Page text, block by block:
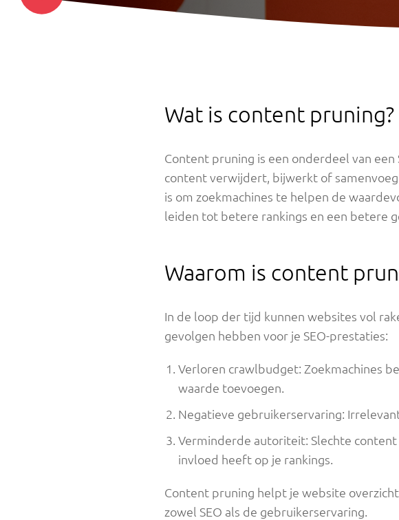
Wat is content pruning?
Content pruning is een onderdeel van
content verwijdert, bijwerkt of
is om zoekmachines te helpen de
leiden tot betere rankings en een betere
Waarom is content
In de loop der tijd kunnen websites vol
gevolgen hebben voor je SEO-prestaties:
Verloren crawlbudget: Zoekmachines
waarde toevoegen.
Negatieve gebruikerservaring:
Verminderde autoriteit: Slechte
invloed heeft op je rankings.
Content pruning helpt je website
zowel SEO als de gebruikerservaring.